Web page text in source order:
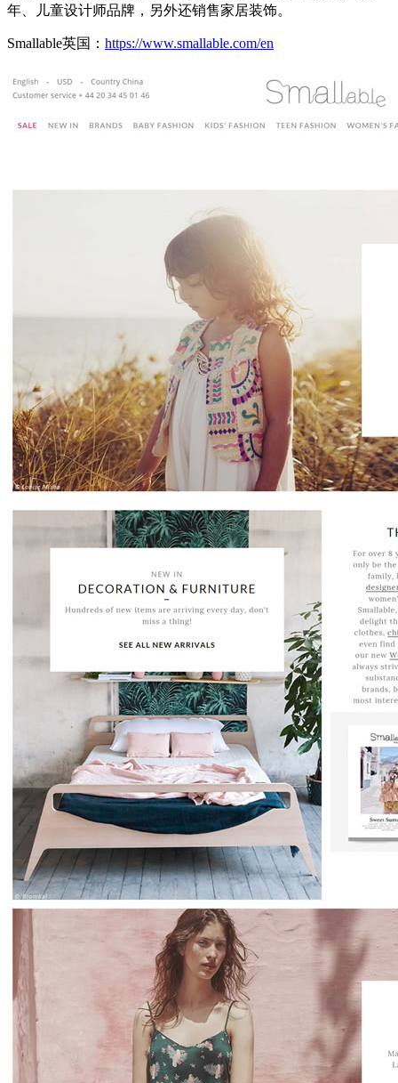
年、儿童设计师品牌，另外还销售家居装饰。
Smallable英国： https://www.smallable.com/en